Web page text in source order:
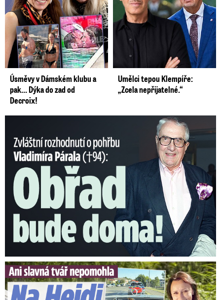
Úsměvy v Dámském klubu a
pak… Dýka do zad od
Decroix!
Umělci tepou Klempíře:
„Zcela nepřijatelné.“
Nečekané rozhodnutí o pohřbu Párala (†94): Obřad bude doma!
Slavná tvář nepomohla. Na Heidi Janků si došlápla policie